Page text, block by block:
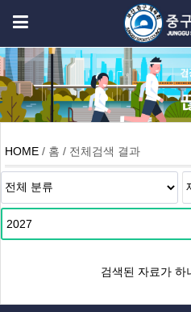
HOME / 홈 / 전체검색 결과
검색된 자료가 하